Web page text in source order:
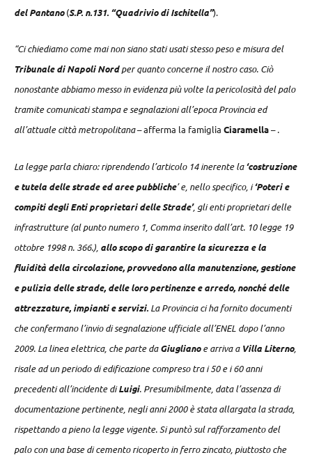
del Pantano(S.P. n.131. “Quadrivio di Ischitella”).
“Ci chiediamo come mai non siano stati usati stesso peso e misura del
Tribunale di Napoli Nordper quanto concerne il nostro caso. Ciò
nonostante abbiamo messo in evidenza più volte la pericolosità del palo
tramite comunicati stampa e segnalazioni all’epoca Provincia ed
all’attuale città metropolitana– afferma la famiglia Ciaramella–.
La legge parla chiaro: riprendendo l’articolo 14 inerente la‘costruzione
e tutela delle strade ed aree pubbliche’ e, nello specifico, i‘Poteri e
compiti degli Enti proprietari delle Strade’, gli enti proprietari delle
infrastrutture (al punto numero 1, Comma inserito dall’art. 10 legge 19
ottobre 1998 n. 366.), allo scopo di garantire la sicurezza e la
fluidità della circolazione, provvedono alla manutenzione, gestione
e pulizia delle strade, delle loro pertinenze e arredo, nonché delle
attrezzature, impianti e servizi. La Provincia ci ha fornito documenti
che confermano l’invio di segnalazione ufficiale all’ENEL dopo l’anno
2009. La linea elettrica, che parte daGiuglianoe arriva a Villa Literno,
risale ad un periodo di edificazione compreso tra i 50 e i 60 anni
precedenti all’incidente diLuigi. Presumibilmente, data l’assenza di
documentazione pertinente, negli anni 2000 è stata allargata la strada,
rispettando a pieno la legge vigente. Si puntò sul rafforzamento del
palo con una base di cemento ricoperto in ferro zincato, piuttosto che